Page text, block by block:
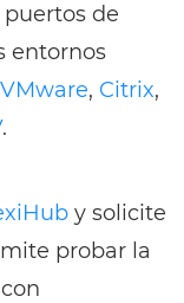
de
entornos
VMware, Citrix,
.
y solicite
probar la